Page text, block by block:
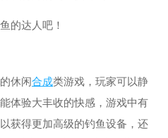
的达人吧！
休闲合成类游戏，玩家可以静
体验大丰收的快感，游戏中有
获得更加高级的钓鱼设备，还